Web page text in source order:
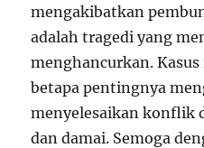
mengakibatkan
adalah tragedi yang
menghancurkan.
betapa pentingnya
menyelesaikan konflik
dan damai. Semoga